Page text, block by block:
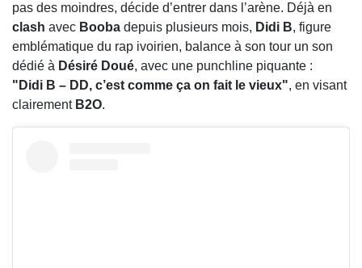
pas des moindres, décide d’entrer dans l’arène. Déjà en
clash avec Booba depuis plusieurs mois, Didi B, figure
emblématique du rap ivoirien, balance à son tour un son
dédié à Désiré Doué, avec une punchline piquante :
"Didi B – DD, c’est comme ça on fait le vieux", en visant
clairement B2O.